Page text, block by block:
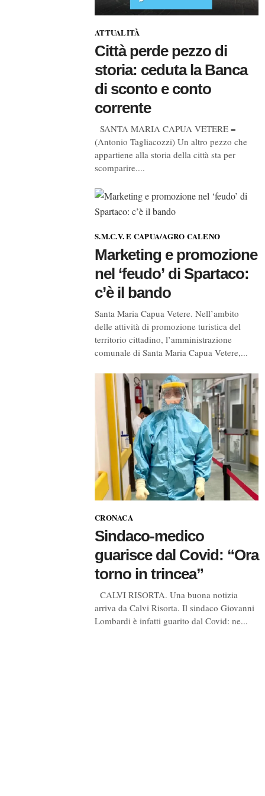
ATTUALITÀ
Città perde pezzo di
storia: ceduta la Banca
di sconto e conto
corrente
SANTA MARIA CAPUA VETERE =
(Antonio Tagliacozzi) Un altro pezzo che
appartiene alla storia della città sta per
scomparire....
S.M.C.V. E CAPUA/AGRO CALENO
Marketing e promozione
nel ‘feudo’ di Spartaco:
c’è il bando
Santa Maria Capua Vetere. Nell’ambito
delle attività di promozione turistica del
territorio cittadino, l’amministrazione
comunale di Santa Maria Capua Vetere,...
CRONACA
Sindaco-medico
guarisce dal Covid: “Ora
torno in trincea”
CALVI RISORTA. Una buona notizia
arriva da Calvi Risorta. Il sindaco Giovanni
Lombardi è infatti guarito dal Covid: ne...